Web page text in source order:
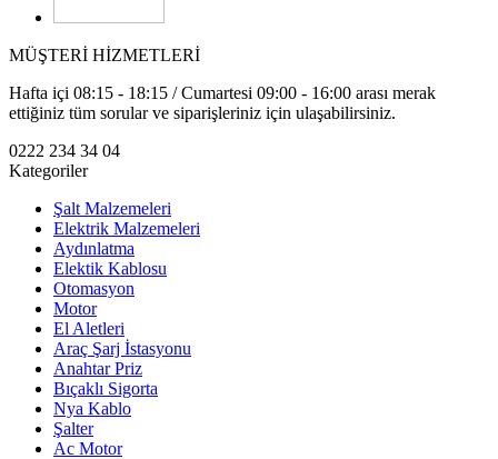
MÜŞTERİ HİZMETLERİ
Hafta içi 08:15 - 18:15 / Cumartesi 09:00 - 16:00 arası merak
ettiğiniz tüm sorular ve siparişleriniz için ulaşabilirsiniz.
0222 234 34 04
Kategoriler
Şalt Malzemeleri
Elektrik Malzemeleri
Aydınlatma
Elektik Kablosu
Otomasyon
Motor
El Aletleri
Araç Şarj İstasyonu
Anahtar Priz
Bıçaklı Sigorta
Nya Kablo
Şalter
Ac Motor